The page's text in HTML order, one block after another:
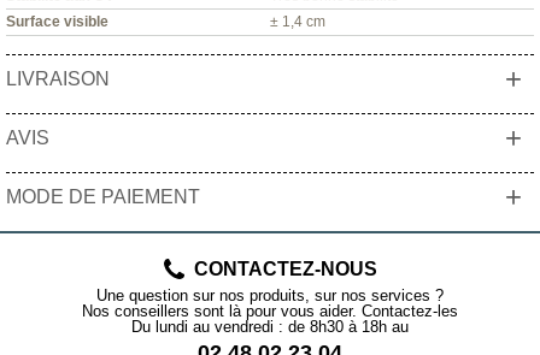
Surface visible
± 1,4 cm
LIVRAISON +
AVIS +
MODE DE PAIEMENT +
CONTACTEZ-NOUS
Une question sur nos produits, sur nos services ?
Nos conseillers sont là pour vous aider. Contactez-les
Du lundi au vendredi : de 8h30 à 18h au